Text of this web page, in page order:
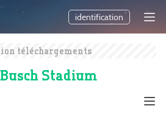
identification
téléchargements
Stadium